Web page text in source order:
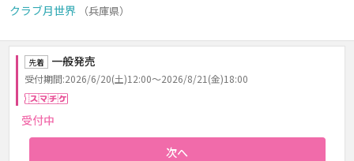
クラブ月世界 （兵庫県）
先着 一般発売
受付期間:2026/6/20(土)12:00～2026/8/21(金)18:00
受付中
次へ